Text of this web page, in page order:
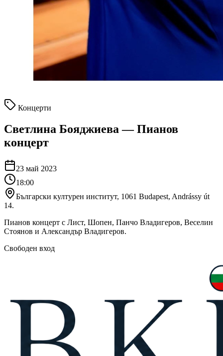
Концерти
Светлина Бояджиева — Пианов
концерт
23 май 2023
18:00
Български културен институт, 1061 Budapest, Andrássy út
14.
Пианов концерт с Лист, Шопен, Панчо Владигеров, Веселин
Стоянов и Александър Владигеров.
Свободен вход